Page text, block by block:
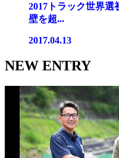
2017トラック世界
壁を超...
2017.04.13
NEW ENTRY